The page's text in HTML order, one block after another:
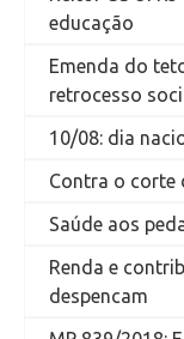
educação
Emenda do
retrocesso
10/08: dia
Contra o corte
Saúde aos
Renda e
despencam